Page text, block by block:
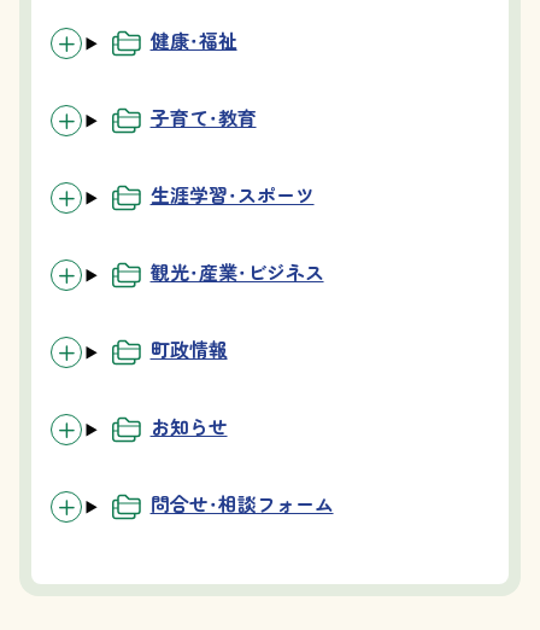
健康・福祉
子育て・教育
生涯学習・スポーツ
観光・産業・ビジネス
町政情報
お知らせ
問合せ・相談フォーム